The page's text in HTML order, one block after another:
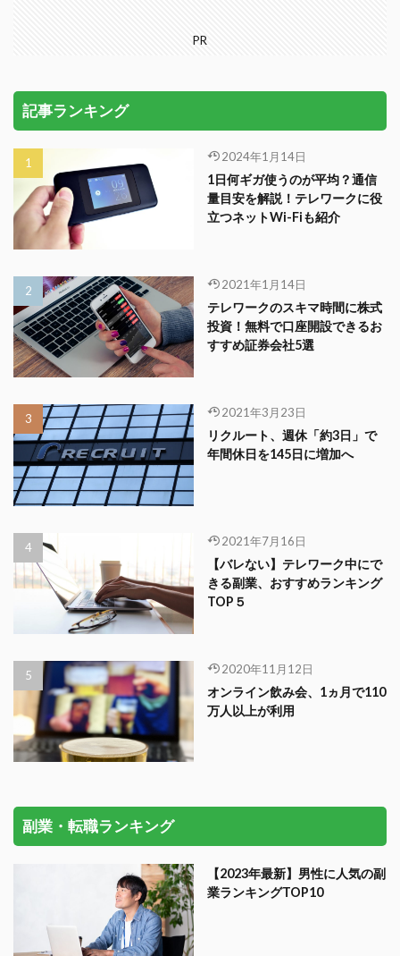
PR
記事ランキング
2024年1月14日
1日何ギガ使うのが平均？通信
量目安を解説！テレワークに役
立つネットWi-Fiも紹介
2021年1月14日
テレワークのスキマ時間に株式
投資！無料で口座開設できるお
すすめ証券会社5選
2021年3月23日
リクルート、週休「約3日」で
年間休日を145日に増加へ
2021年7月16日
【バレない】テレワーク中にで
きる副業、おすすめランキング
TOP５
2020年11月12日
オンライン飲み会、1ヵ月で110
万人以上が利用
副業・転職ランキング
【2023年最新】男性に人気の副
業ランキングTOP10